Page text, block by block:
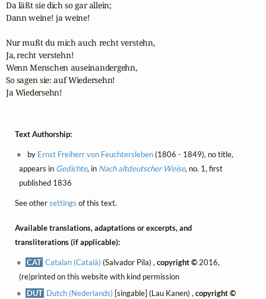
Da läßt sie dich so gar allein;
Dann weine! ja weine!
Nur mußt du mich auch recht verstehn,
Ja, recht verstehn!
Wenn Menschen auseinandergehn,
So sagen sie: auf Wiedersehn!
Ja Wiedersehn!
Text Authorship:
by Ernst Freiherr von Feuchtersleben(1806 - 1849), no title,
appears in Gedichte, in Nach altdeutscher Weise, no. 1, first
published 1836
See othersettings of this text.
Available translations, adaptations or excerpts, and
transliterations (if applicable):
CAT Catalan (Català) (Salvador Pila) ,copyright ©2016,
(re)printed on this website with kind permission
DUT Dutch (Nederlands) [singable] (Lau Kanen) ,copyright ©